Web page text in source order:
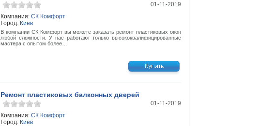
01-11-2019
Компания: СК Комфорт
Город: Киев
В компании СК Комфорт вы можете заказать ремонт пластиковых окон
любой сложности. У нас работают только высококвалифицированные
мастера с опытом более…
Ремонт пластиковых балконных дверей
01-11-2019
Компания: СК Комфорт
Город: Киев